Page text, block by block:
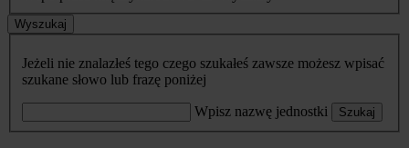
Wyszukaj
Jeżeli nie znalazłeś tego czego szukałeś zawsze możesz wpisać
szukane słowo lub frazę poniżej
Wpisz nazwę jednostki Szukaj